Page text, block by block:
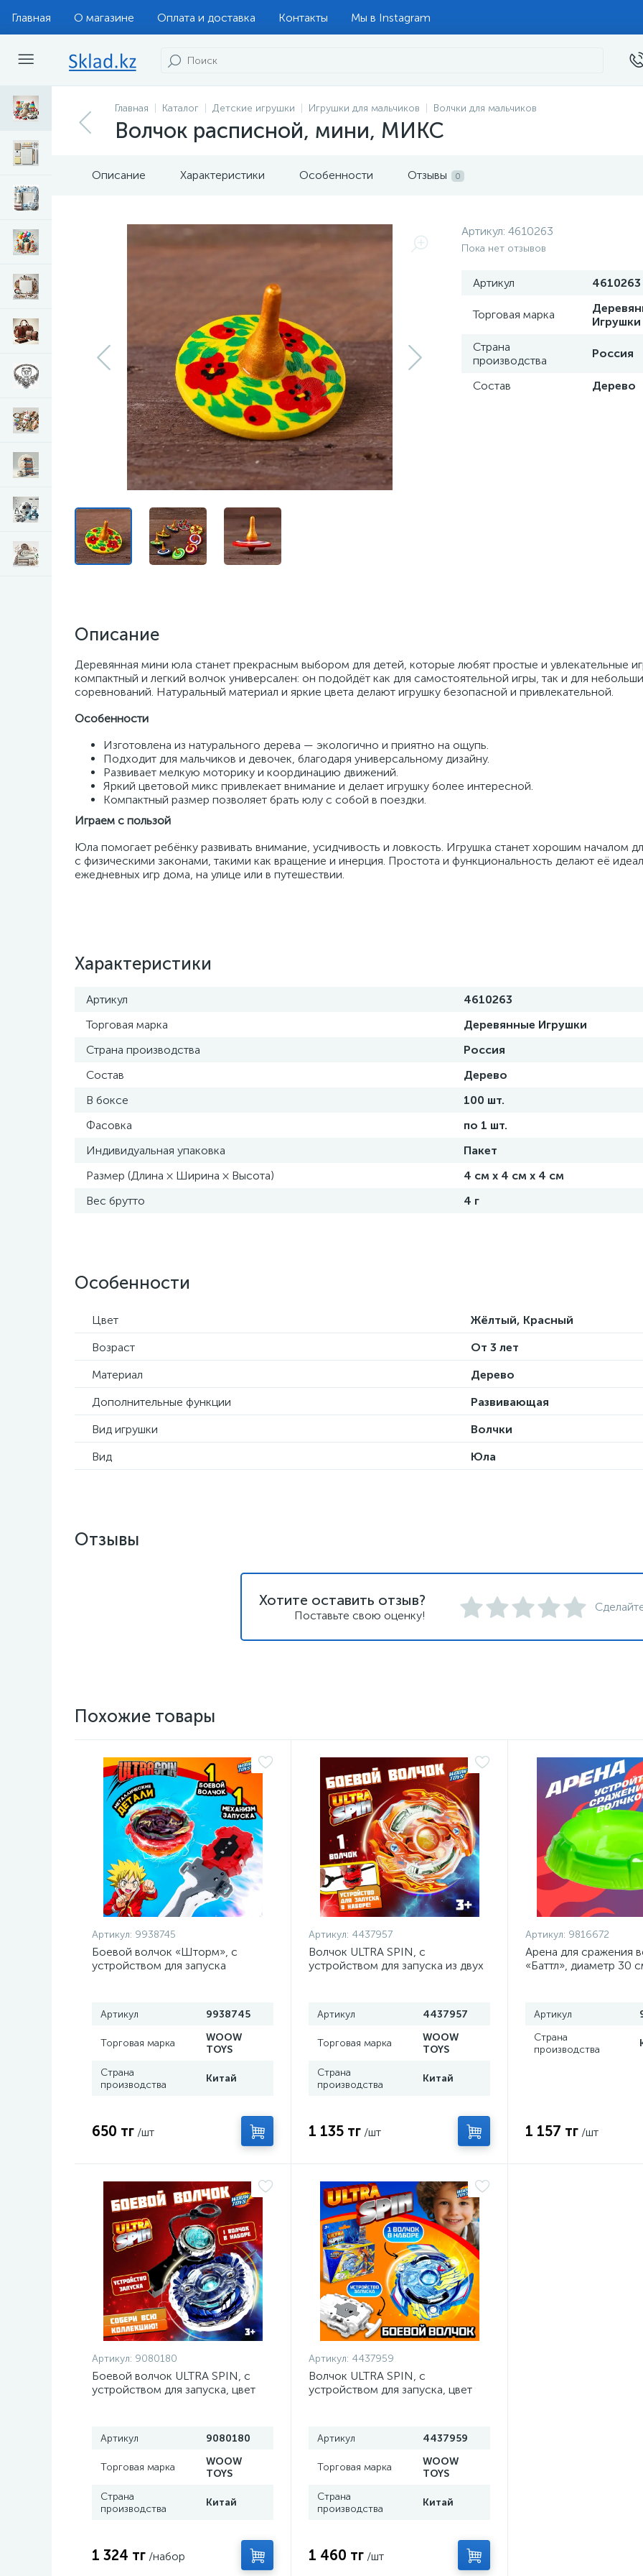
Главная О магазине Оплата и доставка Контакты Мы в Instagram
Главная Каталог Детские игрушки Игрушки для мальчиков Волчки для мальчиков
Волчок расписной, мини, МИКС
Описание Характеристики Особенности Отзывы 0
Артикул: 4610263
Пока нет отзывов
Артикул 4610263
Торговая марка
Игрушки
Страна
производства
Россия
Состав Дерево
Описание
Деревянная мини юла станет прекрасным выбором для детей, которые любят простые и увлекательные
компактный и легкий волчок универсален: он подойдёт как для самостоятельной игры, так и для
соревнований. Натуральный материал и яркие цвета делают игрушку безопасной и привлекательной.
Особенности
Изготовлена из натурального дерева — экологично и приятно на ощупь.
Подходит для мальчиков и девочек, благодаря универсальному дизайну.
Развивает мелкую моторику и координацию движений.
Яркий цветовой микс привлекает внимание и делает игрушку более интересной.
Компактный размер позволяет брать юлу с собой в поездки.
Играем с пользой
Юла помогает ребёнку развивать внимание, усидчивость и ловкость. Игрушка станет хорошим началом
с физическими законами, такими как вращение и инерция. Простота и функциональность делают её
ежедневных игр дома, на улице или в путешествии.
Характеристики
Артикул
4610263
Торговая марка
Деревянные Игрушки
Страна производства
Россия
Состав
Дерево
В боксе
100 шт.
Фасовка
по 1 шт.
Индивидуальная упаковка
Пакет
Размер (Длина × Ширина × Высота)
4 см х 4 см х 4 см
Вес брутто
4 г
Особенности
Цвет
Жёлтый, Красный
Возраст
От 3 лет
Материал
Дерево
Дополнительные функции
Развивающая
Вид игрушки
Волчки
Вид
Юла
Отзывы
Хотите оставить отзыв?
Поставьте свою оценку!
Похожие товары
Артикул: 9938745
Боевой волчок «Шторм», с
устройством для запуска
Артикул 9938745
Торговая марка
WOOW
TOYS
Страна
производства
Китай
650 тг /шт
Артикул: 4437957
Волчок ULTRA SPIN, с
устройством для запуска из двух
Артикул 4437957
Торговая марка
WOOW
TOYS
Страна
производства
Китай
1 135 тг /шт
Артикул: 9816672
Арена для сражения
«Баттл», диаметр 30
Артикул
Страна
производства
1 157 тг /шт
Артикул: 9080180
Боевой волчок ULTRA SPIN, с
устройством для запуска, цвет
Артикул 9080180
Торговая марка
WOOW
TOYS
Страна
производства
Китай
1 324 тг /набор
Артикул: 4437959
Волчок ULTRA SPIN, с
устройством для запуска, цвет
Артикул 4437959
Торговая марка
WOOW
TOYS
Страна
производства
Китай
1 460 тг /шт